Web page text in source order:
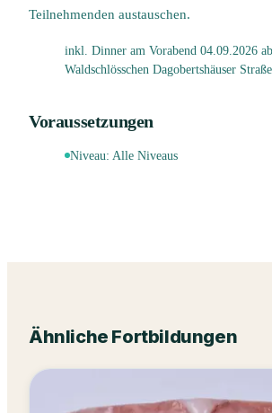
Teilnehmenden austauschen.
inkl. Dinner am Vorabend 04.09.2026
Waldschlösschen Dagobertshäuser
Voraussetzungen
Niveau: Alle Niveaus
Ähnliche Fortbildungen